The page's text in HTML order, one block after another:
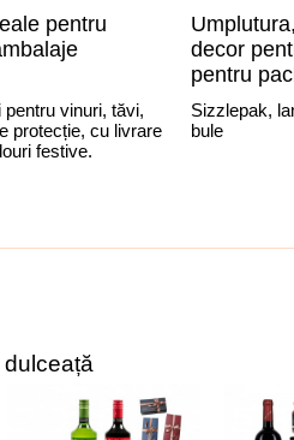
pentru
vinuri, tăvi,
protecție, cu livrare
festive.
decor
pentru
Sizzlepak,
bule